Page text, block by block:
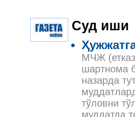
Суд иши
МЧЖ
шартнома
назарда
тўловни
муддатда